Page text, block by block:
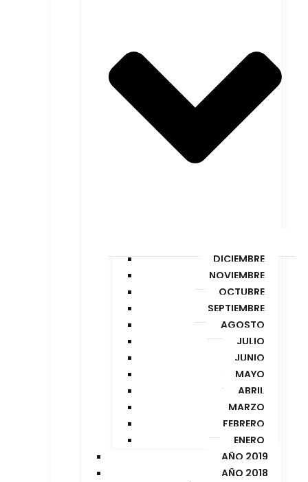
DICIEMBRE
NOVIEMBRE
OCTUBRE
SEPTIEMBRE
AGOSTO
JULIO
JUNIO
MAYO
ABRIL
MARZO
FEBRERO
ENERO
AÑO 2019
AÑO 2018